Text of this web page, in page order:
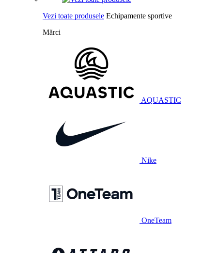
Vezi toate produsele Echipamente sportive
Mărci
AQUASTIC
Nike
OneTeam